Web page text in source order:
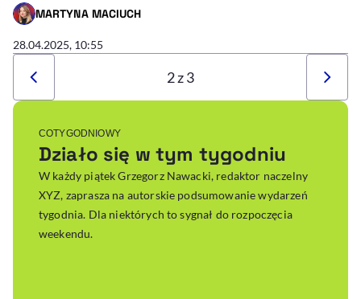
MARTYNA MACIUCH
- AUTOR ARTYKUŁU - PROFIL
28.04.2025, 10:55
2 z 3